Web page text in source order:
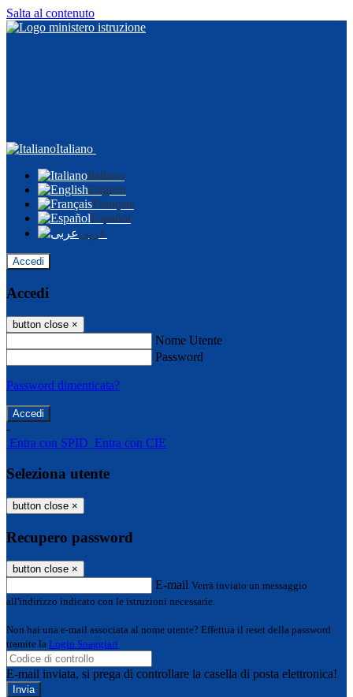
Salta al contenuto
Italiano
Italiano
English
Français
Español
عربى
Accedi
Accedi
button close ×
Nome Utente
Password
Password dimenticata?
-
Entra con SPID Entra con CIE
Seleziona utente
button close ×
Recupero password
button close ×
E-mail Verrà inviato un messaggio
all'indirizzo indicato con le istruzioni necessarie.
Non hai una e-mail associata al nome utente? Effettua il reset della password
tramite la Login Spaggiari
E-mail inviata, si prega di controllare la casella di posta elettronica!